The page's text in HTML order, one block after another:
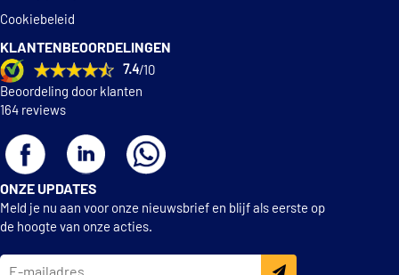
Cookiebeleid
KLANTENBEOORDELINGEN
7.4/10
Beoordeling door klanten
164 reviews
ONZE UPDATES
Meld je nu aan voor onze nieuwsbrief en blijf als eerste op
de hoogte van onze acties.